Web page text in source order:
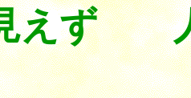
えず 人